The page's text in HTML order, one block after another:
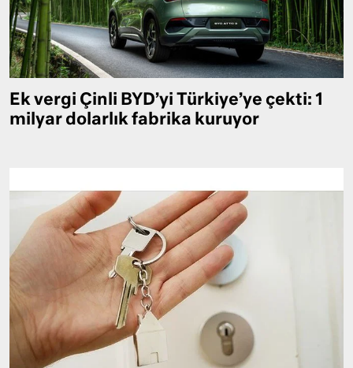
Ek vergi Çinli BYD’yi Türkiye’ye çekti: 1
milyar dolarlık fabrika kuruyor